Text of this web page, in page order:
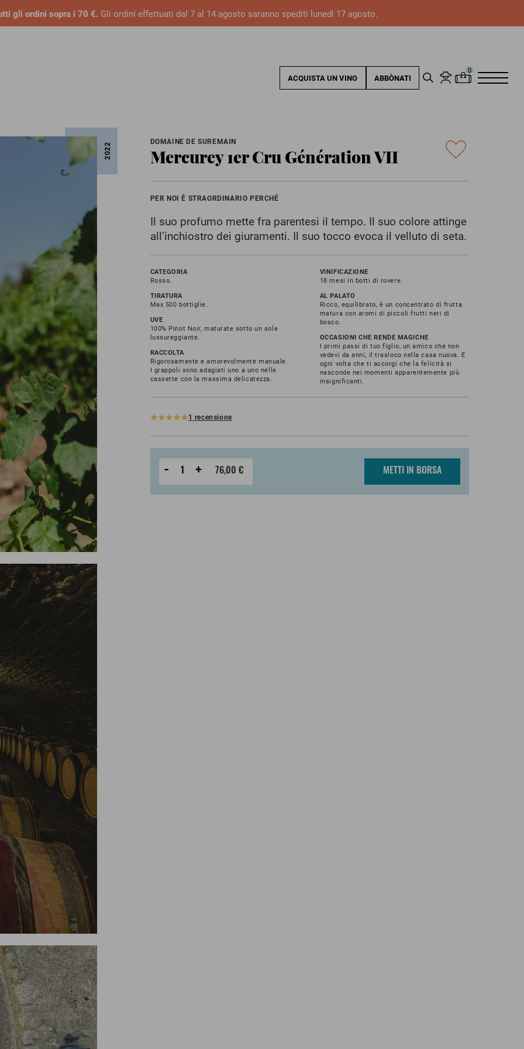
gli ordini sopra i 70 €. Gli ordini effettuati dal 7 al 14 agosto saranno spediti lunedì 17 agosto.
ACQUISTA UN VINO ABBÒNATI
2022
DOMAINE DE SUREMAIN
Mercurey 1er Cru Génération VII
PER NOI È STRAORDINARIO PERCHÉ
Il suo profumo mette fra parentesi il tempo. Il suo colore attinge
all’inchiostro dei giuramenti. Il suo tocco evoca il velluto di seta.
CATEGORIA
Rosso.
TIRATURA
Max 500 bottiglie.
UVE
100% Pinot Noir, maturate sotto un sole
lussureggiante.
RACCOLTA
Rigorosamente e amorevolmente manuale.
I grappoli sono adagiati uno a uno nelle
cassette con la massima delicatezza.
VINIFICAZIONE
18 mesi in botti di rovere.
AL PALATO
Ricco, equilibrato, è un concentrato di frutta
matura con aromi di piccoli frutti neri di
bosco.
OCCASIONI CHE RENDE MAGICHE
I primi passi di tuo figlio, un amico che non
vedevi da anni, il trasloco nella casa nuova. E
ogni volta che ti accorgi che la felicità si
nasconde nei momenti apparentemente più
insignificanti.
1 recensione
+
- 76,00 € METTI IN BORSA